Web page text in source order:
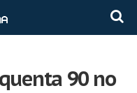
90 no